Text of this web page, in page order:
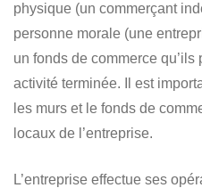
physique (un commerçant
personne morale (une
un fonds de commerce
activité terminée. Il est
les murs et le fonds de
locaux de l’entreprise.
L’entreprise effectue ses